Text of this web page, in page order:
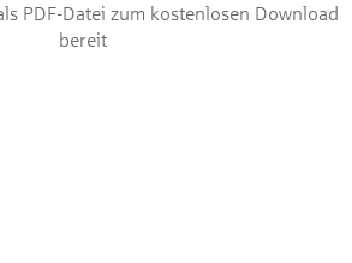
PDF-Datei zum kostenlosen Download
bereit